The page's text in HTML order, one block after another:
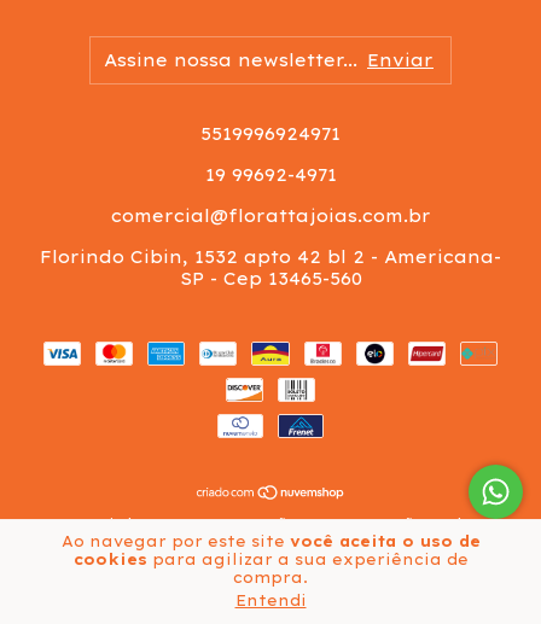
Ao navegar por este site você aceita o uso de
cookies para agilizar a sua experiência de
compra.
Entendi
5519996924971
19 99692-4971
comercial@florattajoias.com.br
Florindo Cibin, 1532 apto 42 bl 2 - Americana-
SP - Cep 13465-560
Copyright Vgs Importação e Exportação Ltda -
07777559000171 - 2026. Todos os direitos reservados.